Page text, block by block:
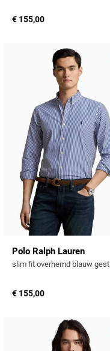
€ 155,00
Polo Ralph Lauren
€ 155,00